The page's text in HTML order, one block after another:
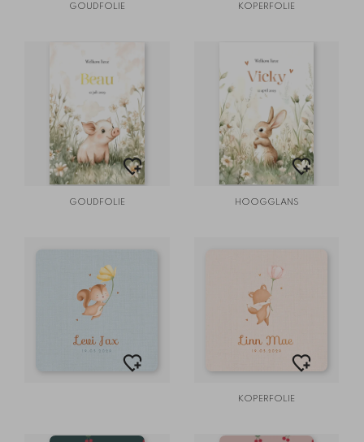
GOUDFOLIE KOPERFOLIE
GOUDFOLIE HOOGGLANS
KOPERFOLIE